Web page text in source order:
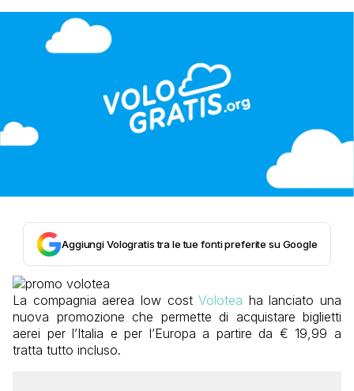
Aggiungi Vologratis tra le tue fonti preferite su Google
La compagnia aerea low costVolotea ha lanciato una
nuova promozione che permette di acquistare biglietti
aerei per l’Italia e per l’Europa a partire da € 19,99 a
tratta tutto incluso.